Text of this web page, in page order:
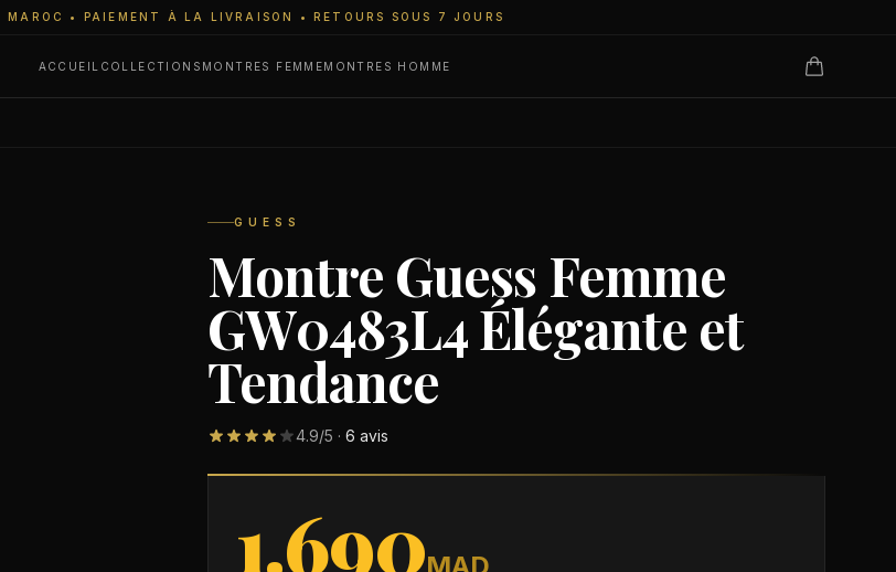
• PAIEMENT À LA LIVRAISON • RETOURS SOUS 7 JOURS
ACCUEIL COLLECTIONS MONTRES FEMMEMONTRES HOMME
GUESS
Montre Guess Femme
GW0483L4 Élégante et
Tendance
4.9/5 · 6 avis
1.690